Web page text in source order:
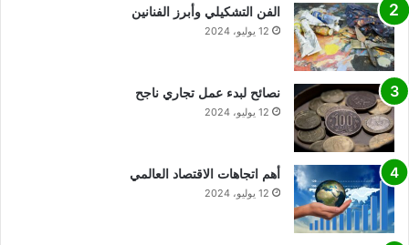
الفن التشكيلي وأبرز الفنانين
12 يوليو، 2024
نصائح لبدء عمل تجاري ناجح
12 يوليو، 2024
أهم اتجاهات الاقتصاد العالمي
12 يوليو، 2024